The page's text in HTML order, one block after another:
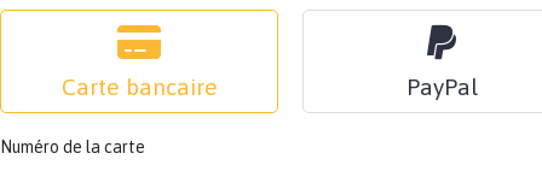
Carte bancaire PayPal
Numéro de la carte